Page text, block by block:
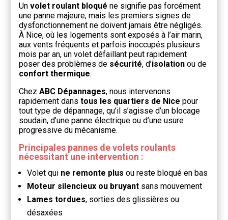
Unvolet roulant bloqué ne signifie pas forcément
une panne majeure, mais les premiers signes de
dysfonctionnement ne doivent jamais être négligés.
À Nice, où les logements sont exposés à l’air marin,
aux vents fréquents et parfois inoccupés plusieurs
mois par an, un volet défaillant peut rapidement
poser des problèmes de sécurité, d’isolation ou de
confort thermique.
ChezABC Dépannages, nous intervenons
rapidement danstous les quartiers de Nice pour
tout type de dépannage, qu’il s’agisse d’un blocage
soudain, d’une panne électrique ou d’une usure
progressive du mécanisme.
Principales pannes de volets roulants
nécessitant une intervention :
Volet qui ne remonte plus ou reste bloqué en bas
Moteur silencieux ou bruyant sans mouvement
Lames tordues, sorties des glissières ou
désaxées